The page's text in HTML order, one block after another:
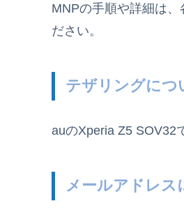
MNPの手順や詳細は
ださい。
テザリングにつ
auのXperia Z5 SOV32
メールアドレス